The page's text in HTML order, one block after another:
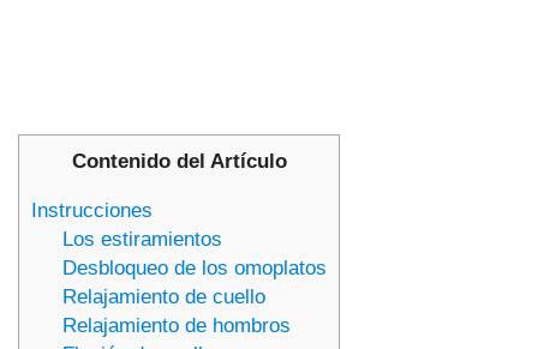
Contenido del Artículo
Instrucciones
Los estiramientos
Desbloqueo de los omoplatos
Relajamiento de cuello
Relajamiento de hombros